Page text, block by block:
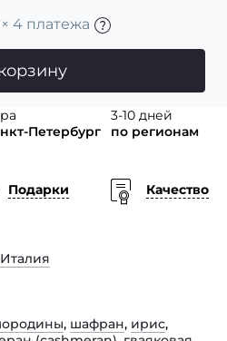
× 4 платежа
Петербург
3-10 дней
по регионам
Подарки
Качество
Италия
, шафран, ирис,